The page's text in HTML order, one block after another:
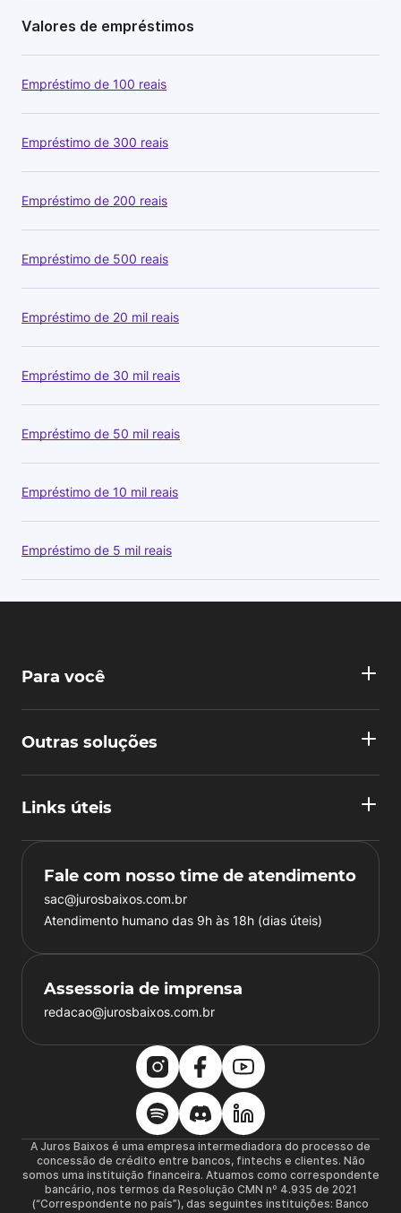
Valores de empréstimos
Empréstimo de 100 reais
Empréstimo de 300 reais
Empréstimo de 200 reais
Empréstimo de 500 reais
Empréstimo de 20 mil reais
Empréstimo de 30 mil reais
Empréstimo de 50 mil reais
Empréstimo de 10 mil reais
Empréstimo de 5 mil reais
Para você
Outras soluções
Links úteis
Fale com nosso time de atendimento
sac@jurosbaixos.com.br
Atendimento humano das 9h às 18h (dias úteis)
Assessoria de imprensa
redacao@jurosbaixos.com.br
A Juros Baixos é uma empresa intermediadora do processo de
concessão de crédito entre bancos, fintechs e clientes. Não
somos uma instituição financeira. Atuamos como correspondente
bancário, nos termos da Resolução CMN nº 4.935 de 2021
(“Correspondente no país”), das seguintes instituições: Banco